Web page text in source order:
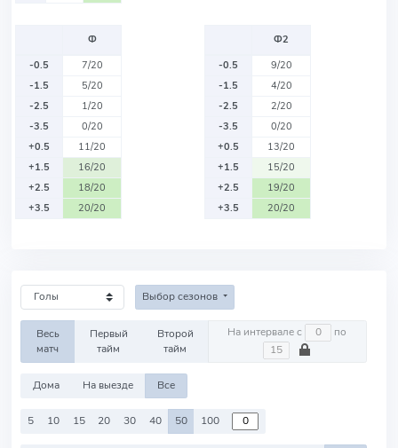
Ф
-0.5
7/20
-1.5
5/20
-2.5
1/20
-3.5
0/20
+0.5
11/20
+1.5
16/20
+2.5
18/20
+3.5
20/20
Ф2
-0.5
9/20
-1.5
4/20
-2.5
2/20
-3.5
0/20
+0.5
13/20
+1.5
15/20
+2.5
19/20
+3.5
20/20
Выбор сезонов
Весь
матч
Первый
тайм
Второй
тайм
На интервале с по
Дома На выезде Все
5 10 15 20 30 40 50 100